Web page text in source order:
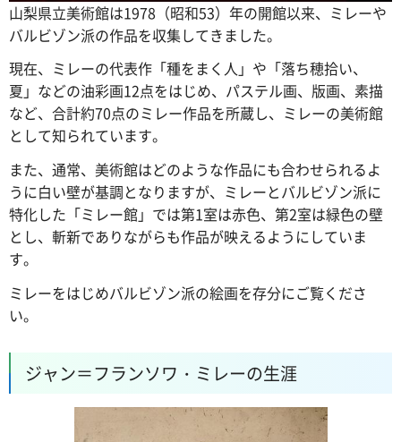
山梨県立美術館は1978（昭和53）年の開館以来、ミレーや
バルビゾン派の作品を収集してきました。
現在、ミレーの代表作「種をまく人」や「落ち穂拾い、
夏」などの油彩画12点をはじめ、パステル画、版画、素描
など、合計約70点のミレー作品を所蔵し、ミレーの美術館
として知られています。
また、通常、美術館はどのような作品にも合わせられるよ
うに白い壁が基調となりますが、ミレーとバルビゾン派に
特化した「ミレー館」では第1室は赤色、第2室は緑色の壁
とし、斬新でありながらも作品が映えるようにしていま
す。
ミレーをはじめバルビゾン派の絵画を存分にご覧くださ
い。
ジャン＝フランソワ・ミレーの生涯